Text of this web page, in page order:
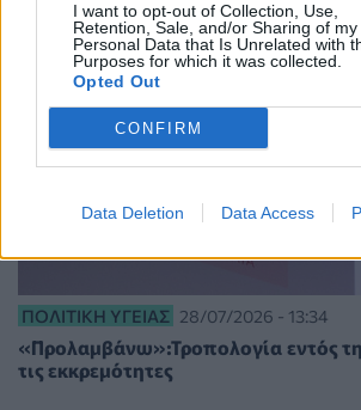
I want to opt-out of Collection, Use,
Retention, Sale, and/or Sharing of my
Personal Data that Is Unrelated with
Purposes for which it was collected.
Opted Out
CONFIRM
Data Deletion Data Access
ΠΟΛΙΤΙΚΉ ΥΓΕΊΑΣ 28/07/2026 - 13:34
«Προλαμβάνω»:Τροπολογία εντός
τις εκκρεμότητες